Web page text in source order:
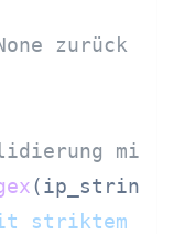
zurück
mit
(ip_string
striktem